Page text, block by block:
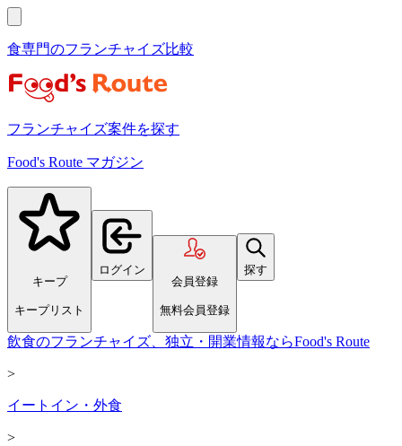
食専門のフランチャイズ比較
フランチャイズ案件を探す
Food's Route マガジン
キープ
キープリスト
ログイン
会員登録
無料会員登録
探す
飲食のフランチャイズ、独立・開業情報ならFood's Route
>
イートイン・外食
>